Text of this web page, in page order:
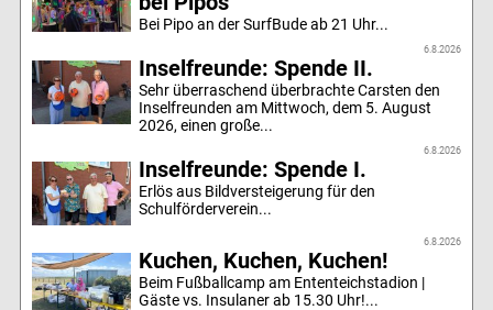
Bei Pipo an der SurfBude ab 21 Uhr...
6.8.2026
Inselfreunde: Spende II.
Sehr überraschend überbrachte Carsten den
Inselfreunden am Mittwoch, dem 5. August
2026, einen große...
6.8.2026
Inselfreunde: Spende I.
Erlös aus Bildversteigerung für den
Schulförderverein...
6.8.2026
Kuchen, Kuchen, Kuchen!
Beim Fußballcamp am Ententeichstadion |
Gäste vs. Insulaner ab 15.30 Uhr!...